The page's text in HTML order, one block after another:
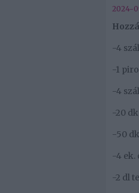
2024-
-4
-1
-4
-20
-50
-4 ek.
-2 dl